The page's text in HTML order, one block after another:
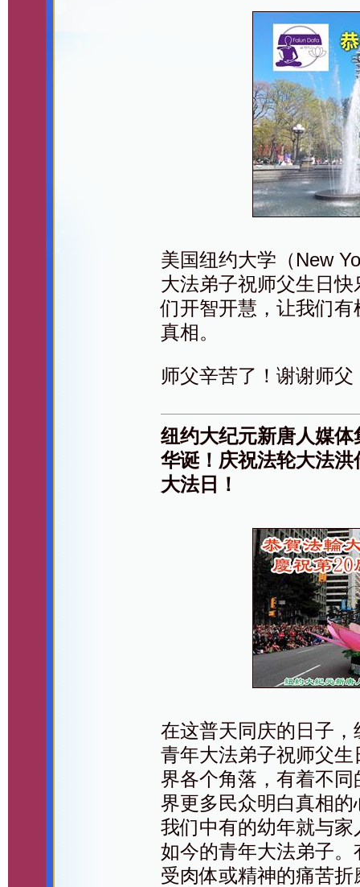
美国纽约大学（New
大法弟子祝师父生日
们开智开慧，让我们
真相。
师父辛苦了！谢谢师父
纽约大纪元新唐人媒
华诞！庆祝法轮大法
大法日！
在这普天同庆的日子
青年大法弟子祝师父
界各个角落，有着不
界更多民众明白真相
我们中有的幼年就与
如今的青年大法弟子
受肉体或精神的痛苦